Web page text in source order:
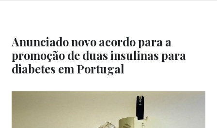
Anunciado novo acordo para a
promoção de duas insulinas para
diabetes em Portugal